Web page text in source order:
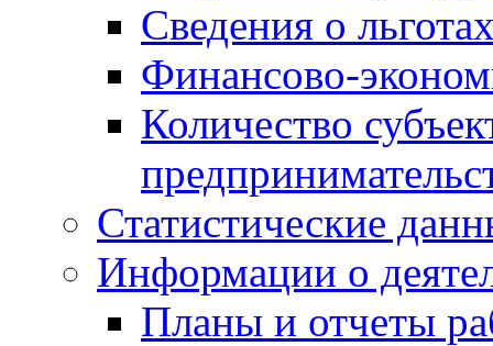
Сведения о
Финансово-
Количество
Статистические
Информации о
Планы и отчеты